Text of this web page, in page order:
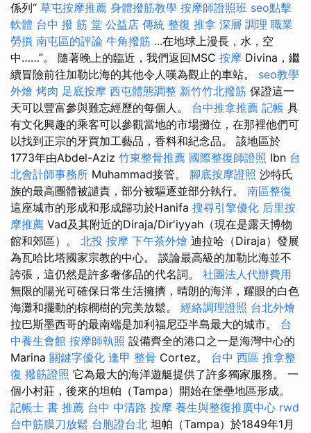
係列“ 草屯按摩推薦 身體撥筋教學 按摩師證照班 seo點擊
軟體 台中 撥 筋 堂 公益店 傳統 整復 推拿 深層 調理 職業
勞損 南屯區的評論 牛角撥筋 ...在地球上漫長，水，空
中……”。 隨著晚上的臨近，我們返回MSC 按摩 Divina，繼
續冒險前往加勒比海的其他令人嘆為觀止的車站。 seo教學
外燴 烤肉 足底按摩 西屯體態調整 新竹竹北撥筋 保證這一
天可以豐富參與難忘經歷的每個人。 台中推拿推薦 記帳 具
有文化興趣的乘客可以參觀當地的市場攤位，在那裡他們可
以找到正宗的牙買加工藝品，香料和紀念品。 該地區於
1773年由Abdel-Aziz 竹東整骨推薦 國際整復師證照 Ibn 台
北會計師事務所 Muhammad接管。 腳底按摩證照 沙特氏
族的最高團體被譴責，部分被驅逐並部分執行。 南區整復
這座城市的形成和形成歸功於Hanifa 搜尋引擎優化 后里按
摩推薦 Vad及其附近的Diraja/Dir'iyyah（現在是露天博物
館和郊區）。 北投 按摩 下午茶外燴 迪拉哈（Diraja）發展
為瓦哈比塔國家宗教的中心。 談論最高級的加勒比海並不
誇張，這仍然是許多奢侈品的代名詞。 社團法人代辦費用
無限的陽光可確保日常生活擁擠，晴朗的海洋，耀眼的白色
海灘和擺動的棕櫚樹的完美放鬆。 經絡調理證照 台北外燴
拉巴斯墨西哥的最南端是加利福尼亞半島最大的城市。 台
中養生會館 按摩師執照 設備齊全的港口之一是海灣中心的
Marina 關鍵字優化 逢甲 整骨 Cortez。 台中 西區 推拿整
復 撥筋證照 它為最大的海洋遊艇提供了許多獨家服務。 一
個小村莊，後來的坦帕（Tampa）開始在堡壘地區形成。
記帳士 書 推薦 台中 中清路 按摩 養生與整復推廣中心 rwd
台中筋膜刀放鬆 台胞證台北 坦帕（Tampa）於1849年1月